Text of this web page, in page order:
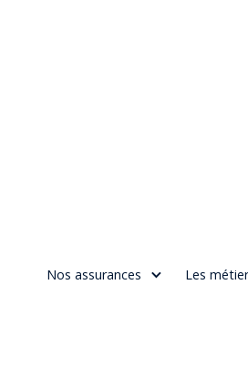
Nos assurances Les